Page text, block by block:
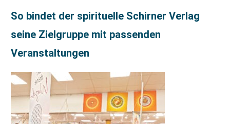
So bindet der spirituelle Schirner Verlag
seine Zielgruppe mit passenden
Veranstaltungen